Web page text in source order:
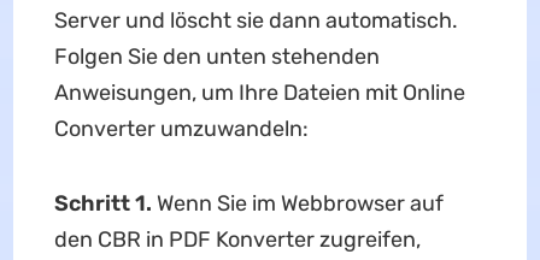
Server und löscht sie dann automatisch.
Folgen Sie den unten stehenden
Anweisungen, um Ihre Dateien mit Online
Converter umzuwandeln:
Schritt 1. Wenn Sie im Webbrowser auf
den CBR in PDF Konverter zugreifen,